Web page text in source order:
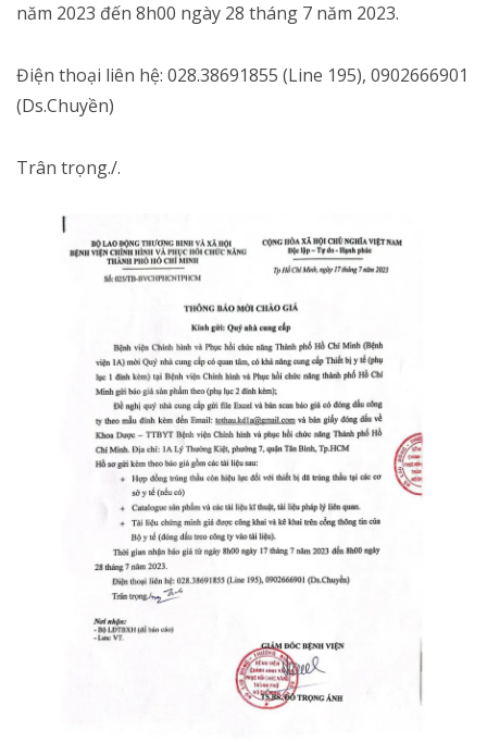
năm 2023 đến 8h00 ngày 28 tháng 7 năm 2023.
Điện thoại liên hệ: 028.38691855 (Line 195), 0902666901
(Ds.Chuyền)
Trân trọng./.